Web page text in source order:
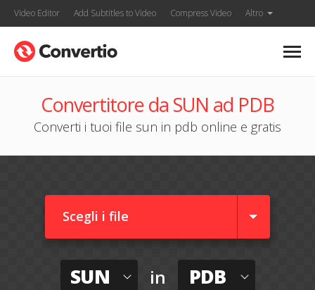
Video Editor Add Subtitles to Video Compress Video Altro
Convertitore da SUN ad PDB
Converti i tuoi file sun in pdb online e gratis
Scegli i file
SUN in PDB